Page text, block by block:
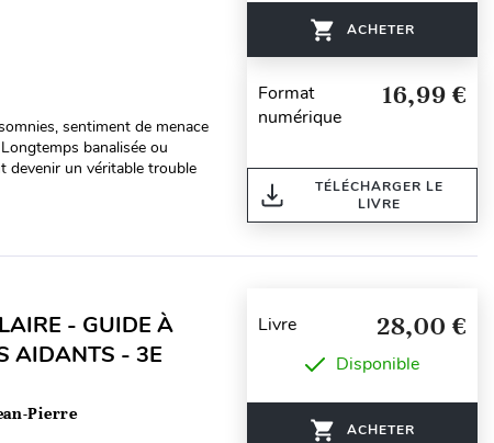
sentiment de menace
banalisée ou
devenir un véritable trouble
ACHETER
Format
numérique
16,99 €
TÉLÉCHARGER LE
LIVRE
- GUIDE À
AIDANTS - 3E
Pierre
Livre 28,00 €
Disponible
ACHETER